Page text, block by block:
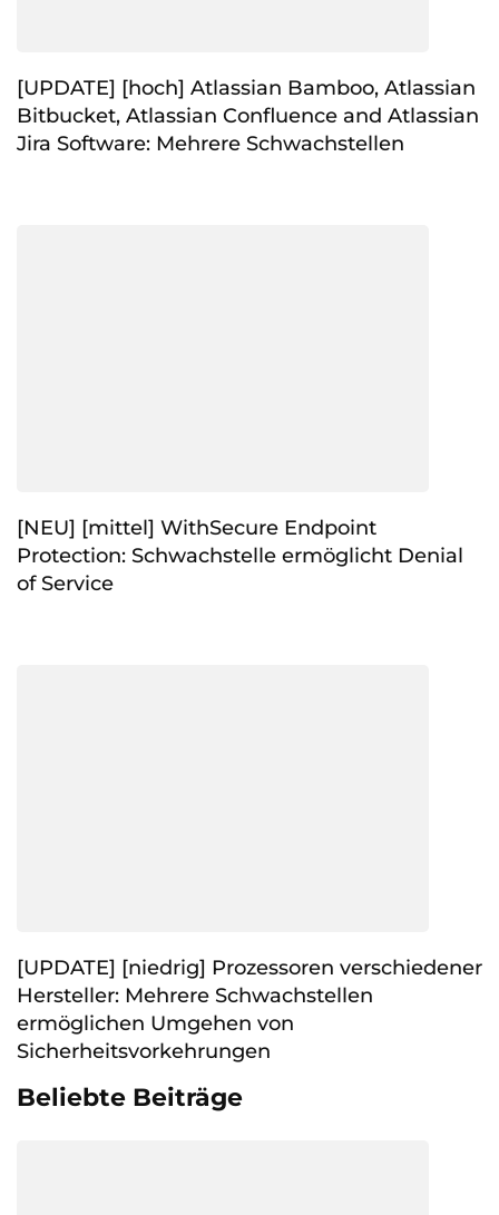
[UPDATE] [hoch] Atlassian Bamboo, Atlassian
Bitbucket, Atlassian Confluence and Atlassian
Jira Software: Mehrere Schwachstellen
[NEU] [mittel] WithSecure Endpoint
Protection: Schwachstelle ermöglicht Denial
of Service
[UPDATE] [niedrig] Prozessoren verschiedener
Hersteller: Mehrere Schwachstellen
ermöglichen Umgehen von
Sicherheitsvorkehrungen
Beliebte Beiträge